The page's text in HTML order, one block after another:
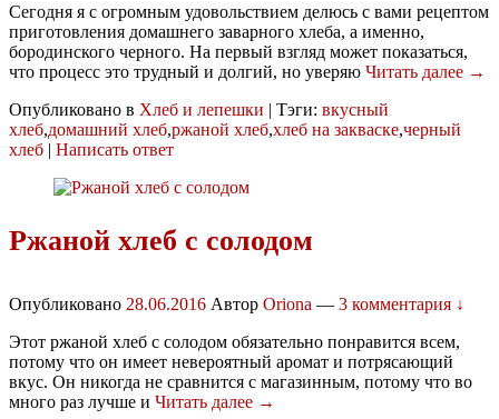
Сегодня я с огромным удовольствием делюсь с вами рецептом
приготовления домашнего заварного хлеба, а именно,
бородинского черного. На первый взгляд может показаться,
что процесс это трудный и долгий, но уверяю Читать далее →
Опубликовано в Хлеб и лепешки | Тэги: вкусный
хлеб,домашний хлеб,ржаной хлеб,хлеб на закваске,черный
хлеб | Написать ответ
Ржаной хлеб с солодом
Опубликовано 28.06.2016 Автор Oriona — 3 комментария ↓
Этот ржаной хлеб с солодом обязательно понравится всем,
потому что он имеет невероятный аромат и потрясающий
вкус. Он никогда не сравнится с магазинным, потому что во
много раз лучше и Читать далее →